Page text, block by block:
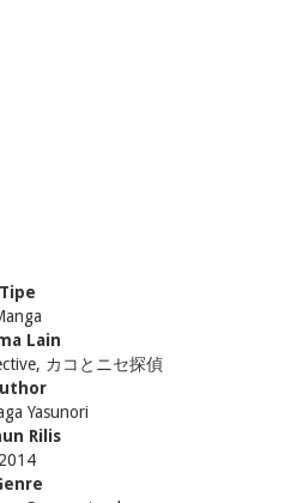
Tipe
Lain
カコとニセ探偵
Yasunori
Rilis
2014